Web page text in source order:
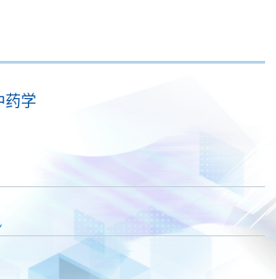
票
行本票缴付，抬头请注明「香港大
中心递交划线支票、报名表格及有关
一并寄交各报名中心，信封上请注明
惟学院对邮递失误而遗失的支票及个
药学